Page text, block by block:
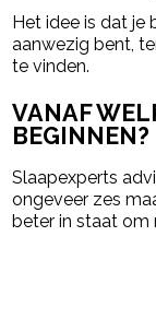
Het idee is dat
aanwezig bent,
te vinden.
VANAF
BEGINNEN?
Slaapexperts
ongeveer zes
beter in staat om